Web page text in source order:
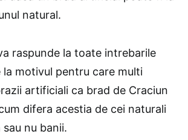
natural.
raspunde la toate intrebarile
la motivul pentru care multi
artificiali ca brad de Craciun
difera acestia de cei naturali
nu banii.